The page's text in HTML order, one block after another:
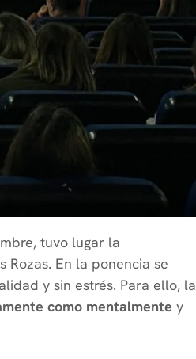
tuvo lugar la
Rozas. En la ponencia se
y sin estrés. Para ello, la
como mentalmente y